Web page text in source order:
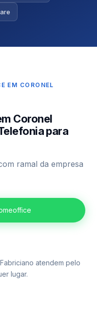
EM CORONEL
Coronel
para
ramal da empresa
atendem pelo
lugar.